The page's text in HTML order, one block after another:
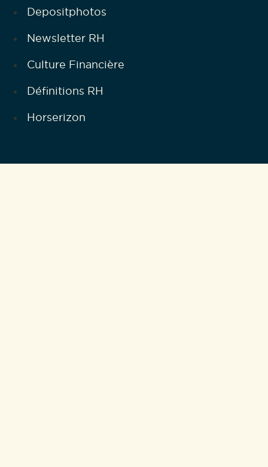
Depositphotos
Newsletter RH
Culture Financière
Définitions RH
Horserizon